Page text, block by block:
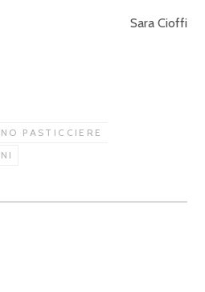
Sara Cioffi
PASTICCIERE